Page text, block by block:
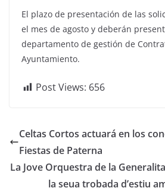
El plazo de presentación de las
el mes de agosto y deberán
departamento de gestión de
Ayuntamiento.
Post Views: 656
Celtas Cortos actuará en los
Fiestas de Paterna
La Jove Orquestra de la
la seua trobada d’estiu